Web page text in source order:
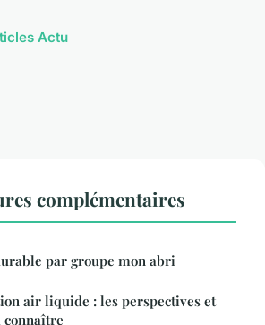
Actu
complémentaires
par groupe mon abri
air liquide : les perspectives et
connaître